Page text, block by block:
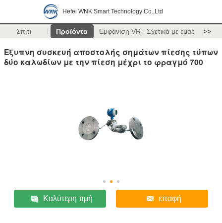
Hefei WNK Smart Technology Co.,Ltd
Σπίτι Προϊόντα Εμφάνιση VR Σχετικά με εμάς >>
Έξυπνη συσκευή αποστολής σημάτων πίεσης τύπων
δύο καλωδίων με την πίεση μέχρι το φραγμό 700
Καλύτερη τιμή επαφή